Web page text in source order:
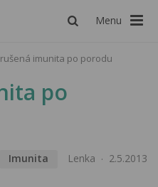
Menu
imunita po porodu
po
Imunita Lenka 2.5.2013